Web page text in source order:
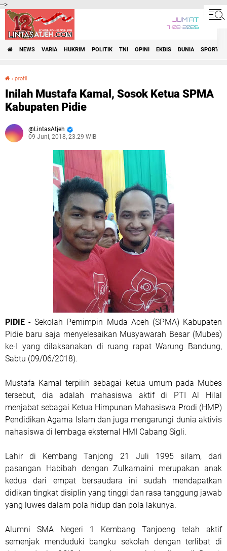
-->
JUM'AT
7•08•2026
NEWS VARIA HUKRIM POLITIK TNI OPINI EKBIS DUNIA SPORT
› profil
Inilah Mustafa Kamal, Sosok Ketua SPMA
Kabupaten Pidie
LintasAtjeh
09 Juni, 2018, 23.29 WIB
PIDIE- Sekolah Pemimpin Muda Aceh (SPMA) Kabupaten
Pidie baru saja menyelesaikan Musyawarah Besar (Mubes)
ke-I yang dilaksanakan di ruang rapat Warung Bandung,
Sabtu (09/06/2018).
Mustafa Kamal terpilih sebagai ketua umum pada Mubes
tersebut, dia adalah mahasiswa aktif di PTI Al Hilal
menjabat sebagai Ketua Himpunan Mahasiswa Prodi (HMP)
Pendidikan Agama Islam dan juga mengarungi dunia aktivis
nahasiswa di lembaga eksternal HMI Cabang Sigli.
Lahir di Kembang Tanjong 21 Juli 1995 silam, dari
pasangan Habibah dengan Zulkarnaini merupakan anak
kedua dari empat bersaudara ini sudah mendapatkan
didikan tingkat disiplin yang tinggi dan rasa tanggung jawab
yang luwes dalam pola hidup dan pola lakunya.
Alumni SMA Negeri 1 Kembang Tanjoeng telah aktif
semenjak menduduki bangku sekolah dengan terlibat di